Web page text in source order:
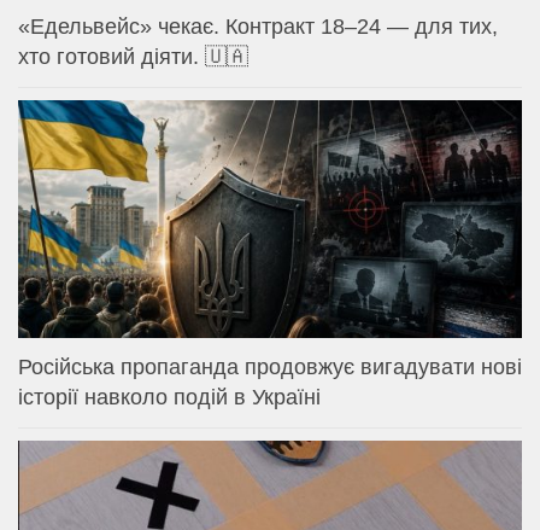
«Едельвейс» чекає. Контракт 18–24 — для тих,
хто готовий діяти. 🇺🇦
Російська пропаганда продовжує вигадувати нові
історії навколо подій в Україні